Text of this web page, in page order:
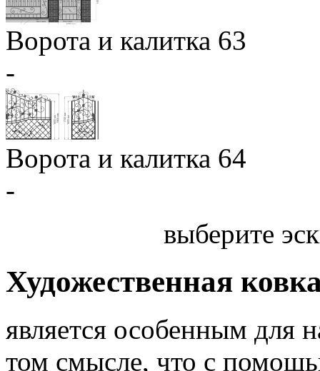
Ворота и калитка 63
-
Ворота и калитка 64
-
выберите
Художественная
является особенным для
том смысле, что с